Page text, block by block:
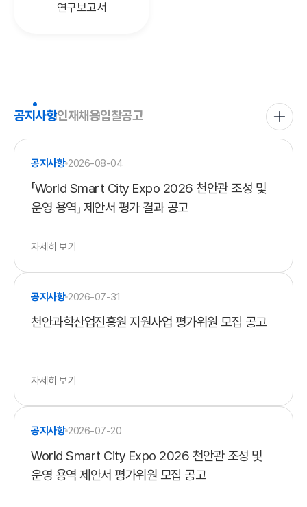
연구보고서
공지사항인재채용입찰공고
공지사항 2026-08-04
「World Smart City Expo 2026 천안관 조성 및
운영 용역」 제안서 평가 결과 공고
자세히 보기
공지사항 2026-07-31
천안과학산업진흥원 지원사업 평가위원 모집 공고
자세히 보기
공지사항 2026-07-20
World Smart City Expo 2026 천안관 조성 및
운영 용역 제안서 평가위원 모집 공고
공지사항
전체보기